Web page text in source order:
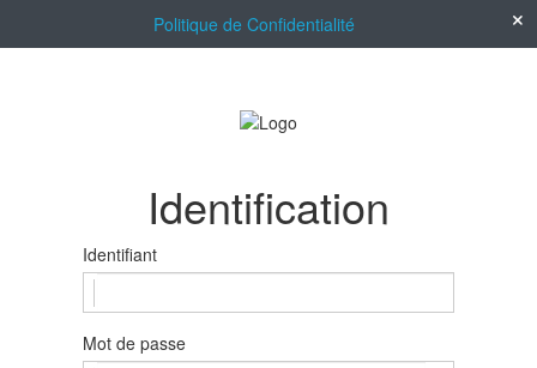
Politique de Confidentialité
Identification
Identifiant
Mot de passe